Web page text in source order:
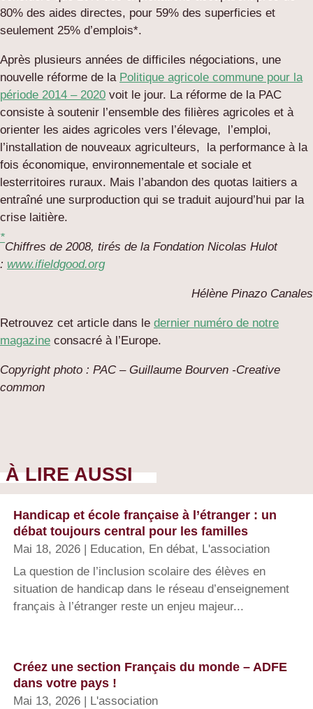
80% des aides directes, pour 59% des superficies et
seulement 25% d’emplois*.
Après plusieurs années de difficiles négociations, une
nouvelle réforme de la Politique agricole commune pour la
période 2014 – 2020 voit le jour. La réforme de la PAC
consiste à soutenir l’ensemble des filières agricoles et à
orienter les aides agricoles vers l’élevage, l’emploi,
l’installation de nouveaux agriculteurs, la performance à la
fois économique, environnementale et sociale et
lesterritoires ruraux. Mais l’abandon des quotas laitiers a
entraîné une surproduction qui se traduit aujourd’hui par la
crise laitière.
*
Chiffres de 2008, tirés de la Fondation Nicolas Hulot
: www.ifieldgood.org
Hélène Pinazo Canales
Retrouvez cet article dans le dernier numéro de notre
magazine consacré à l’Europe.
Copyright photo : PAC – Guillaume Bourven -Creative
common
À LIRE AUSSI
Handicap et école française à l’étranger : un
débat toujours central pour les familles
Mai 18, 2026 Education, En débat, L'association
La question de l’inclusion scolaire des élèves en
situation de handicap dans le réseau d’enseignement
français à l’étranger reste un enjeu majeur...
Créez une section Français du monde – ADFE
dans votre pays !
Mai 13, 2026
L'association